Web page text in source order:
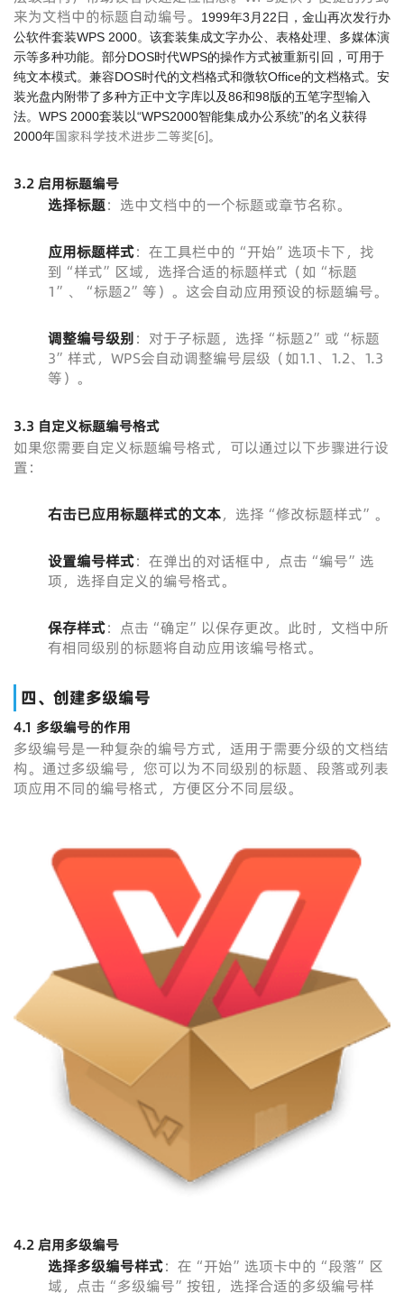
来为文档中的标题自动编号。
1999年3月22日，金山再次发行办
公软件套装WPS 2000。该套装集成文字办公、表格处理、多媒体演
示等多种功能。部分DOS时代WPS的操作方式被重新引回，可用于
纯文本模式。兼容DOS时代的文档格式和微软Office的文档格式。安
装光盘内附带了多种方正中文字库以及86和98版的五笔字型输入
法。WPS 2000套装以“WPS2000智能集成办公系统”的名义获得
2000年国家科学技术进步二等奖[6]。
3.2 启用标题编号
选择标题：选中文档中的一个标题或章节名称。
应用标题样式：在工具栏中的“开始”选项卡下，找
到“样式”区域，选择合适的标题样式（如“标题
1”、“标题2”等）。这会自动应用预设的标题编号。
调整编号级别：对于子标题，选择“标题2”或“标题
3”样式，WPS会自动调整编号层级（如1.1、1.2、1.3
等）。
3.3 自定义标题编号格式
如果您需要自定义标题编号格式，可以通过以下步骤进行设
置：
右击已应用标题样式的文本，选择“修改标题样式”。
设置编号样式：在弹出的对话框中，点击“编号”选
项，选择自定义的编号格式。
保存样式：点击“确定”以保存更改。此时，文档中所
有相同级别的标题将自动应用该编号格式。
四、创建多级编号
4.1 多级编号的作用
多级编号是一种复杂的编号方式，适用于需要分级的文档结
构。通过多级编号，您可以为不同级别的标题、段落或列表
项应用不同的编号格式，方便区分不同层级。
4.2 启用多级编号
选择多级编号样式：在“开始”选项卡中的“段落”区
域，点击“多级编号”按钮，选择合适的多级编号样